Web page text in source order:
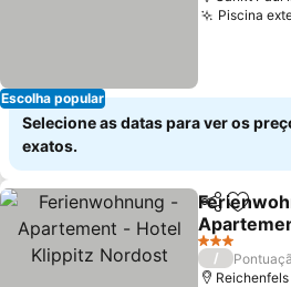
Escolha popular
Piscina
Selecione as datas para ver os
exatos.
Partilhar
Klippitz
Ver preços
3 Estrelas
/
Reichenfels